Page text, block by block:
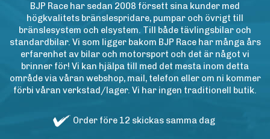
BJP Race har sedan 2008 försett sina kunder med
högkvalitets bränslespridare, pumpar och övrigt till
bränslesystem och elsystem. Till både tävlingsbilar och
standardbilar. Vi som ligger bakom BJP Race har många års
erfarenhet av bilar och motorsport och det är något vi
brinner för! Vi kan hjälpa till med det mesta inom detta
område via våran webshop, mail, telefon eller om ni kommer
förbi våran verkstad/lager. Vi har ingen traditionell butik.
Order före 12 skickas samma dag